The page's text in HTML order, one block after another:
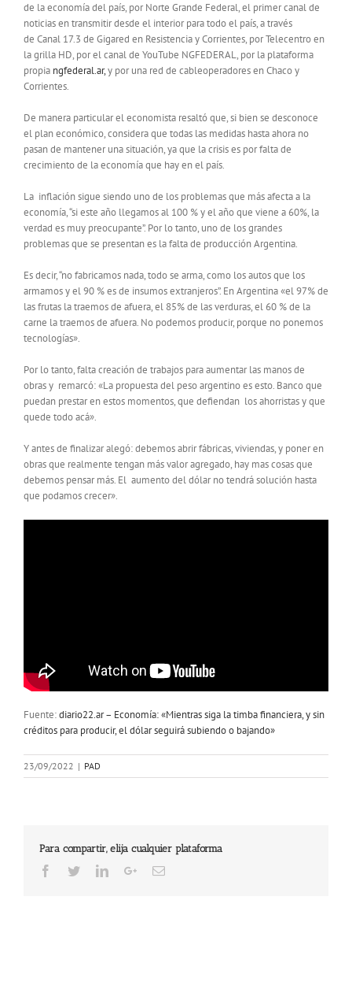
de la economía del país, por Norte Grande Federal, el primer canal de
noticias en transmitir desde el interior para todo el país, a través
de Canal 17.3 de Gigared en Resistencia y Corrientes, por Telecentro en
la grilla HD, por el canal de YouTube NGFEDERAL, por la plataforma
propia ngfederal.ar,y por una red de cableoperadores en Chaco y
Corrientes.
De manera particular el economista resaltó que, si bien se desconoce
el plan económico, considera que todas las medidas hasta ahora no
pasan de mantener una situación, ya que la crisis es por falta de
crecimiento de la economía que hay en el país.
La inflación sigue siendo uno de los problemas que más afecta a la
economía, “si este año llegamos al 100 % y el año que viene a 60%, la
verdad es muy preocupante”. Por lo tanto, uno de los grandes
problemas que se presentan es la falta de producción Argentina.
Es decir, “no fabricamos nada, todo se arma, como los autos que los
armamos y el 90 % es de insumos extranjeros”. En Argentina «el 97% de
las frutas la traemos de afuera, el 85% de las verduras, el 60 % de la
carne la traemos de afuera. No podemos producir, porque no ponemos
tecnologías».
Por lo tanto, falta creación de trabajos para aumentar las manos de
obras y remarcó: «La propuesta del peso argentino es esto. Banco que
puedan prestar en estos momentos, que defiendan los ahorristas y que
quede todo acá».
Y antes de finalizar alegó: debemos abrir fábricas, viviendas, y poner en
obras que realmente tengan más valor agregado, hay mas cosas que
debemos pensar más. El aumento del dólar no tendrá solución hasta
que podamos crecer».
Fuente:diario22.ar – Economía: «Mientras siga la timba financiera, y sin
créditos para producir, el dólar seguirá subiendo o bajando»
23/09/2022 | PAD
Para compartir, elija cualquier plataforma
Facebook
TwitterLinkedInGoogle+Email